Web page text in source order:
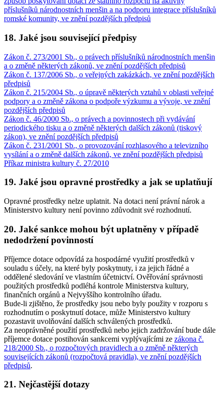
příslušníků národnostních menšin a na podporu integrace příslušníků
romské komunity, ve znění pozdějších předpisů
18. Jaké jsou související předpisy
Zákon č. 273/2001 Sb., o právech příslušníků národnostních menšin
a o změně některých zákonů, ve znění pozdějších předpisů
Zákon č. 137/2006 Sb., o veřejných zakázkách, ve znění pozdějších
předpisů
Zákon č. 215/2004 Sb., o úpravě některých vztahů v oblasti veřejné
podpory a o změně zákona o podpoře výzkumu a vývoje, ve znění
pozdějších předpisů
Zákon č. 46/2000 Sb., o právech a povinnostech při vydávání
periodického tisku a o změně některých dalších zákonů (tiskový
zákon), ve znění pozdějších předpisů
Zákon č. 231/2001 Sb., o provozování rozhlasového a televizního
vysílání a o změně dalších zákonů, ve znění pozdějších předpisů
Příkaz ministra kultury č. 27/2010
19. Jaké jsou opravné prostředky a jak se uplatňují
Opravné prostředky nelze uplatnit. Na dotaci není právní nárok a
Ministerstvo kultury není povinno zdůvodnit své rozhodnutí.
20. Jaké sankce mohou být uplatněny v případě
nedodržení povinností
Příjemce dotace odpovídá za hospodárné využití prostředků v
souladu s účely, na které byly poskytnuty, i za jejich řádné a
oddělené sledování ve vlastním účetnictví. Ověřování správnosti
použitých prostředků podléhá kontrole Ministerstva kultury,
finančních orgánů a Nejvyššího kontrolního úřadu.
Bude-li zjištěno, že prostředky jsou nebo byly použity v rozporu s
rozhodnutím o poskytnutí dotace, může Ministerstvo kultury
pozastavit uvolňování dalších schválených prostředků.
Za neoprávněné použití prostředků nebo jejich zadržování bude dále
příjemce dotace postihován sankcemi vyplývajícími ze zákona č.
218/2000 Sb., o rozpočtových pravidlech a o změně některých
souvisejících zákonů (rozpočtová pravidla), ve znění pozdějších
předpisů.
21. Nejčastější dotazy